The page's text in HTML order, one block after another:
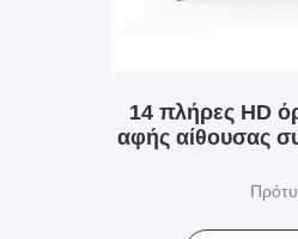
14 πλήρες HD
αφής αίθουσας